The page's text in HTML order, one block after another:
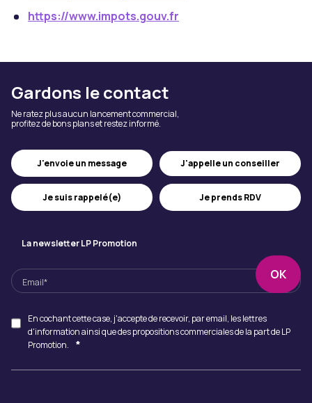
https://www.impots.gouv.fr
Gardons le contact
Ne ratez plus aucun lancement commercial,
profitez de bons plans et restez informé.
J'envoie un message J'appelle un conseiller
Je suis rappelé(e) Je prends RDV
La newsletter LP Promotion
En cochant cette case, j'accepte de recevoir, par email, les lettres
d'information ainsi que des propositions commerciales de la part de LP
Promotion.
*